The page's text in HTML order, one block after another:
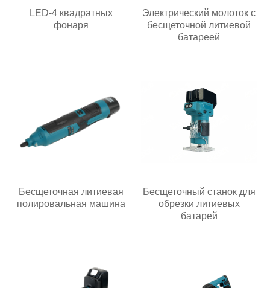
LED-4 квадратных
фонаря
Электрический молоток с
бесщеточной литиевой
батареей
Бесщеточная литиевая
полировальная машина
Бесщеточный станок для
обрезки литиевых
батарей